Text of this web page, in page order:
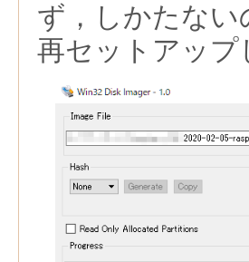
ず，しかたない
再セットアップ